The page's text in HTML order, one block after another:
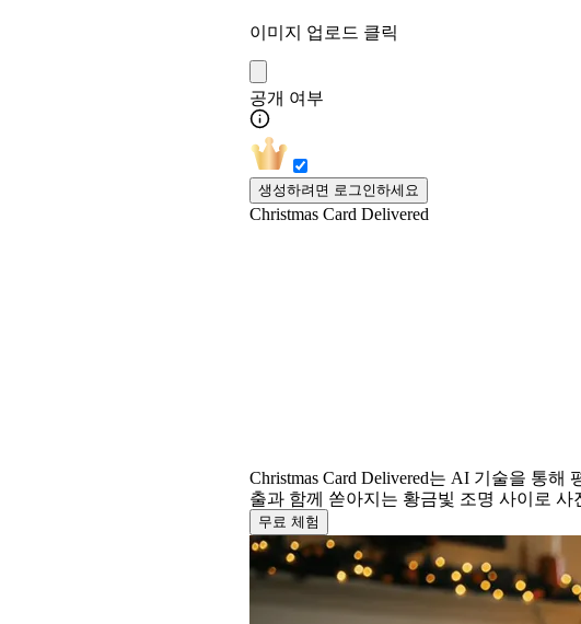
이미지 업로드 클릭
공개 여부
생성하려면 로그인하세요
Christmas Card Delivered
Christmas Card Delivered는 AI 기술을 통
출과 함께 쏟아지는 황금빛 조명 사이로
무료 체험